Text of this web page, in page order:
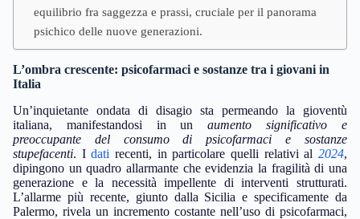
equilibrio fra saggezza e prassi, cruciale per il panorama
psichico delle nuove generazioni.
L’ombra crescente: psicofarmaci e sostanze tra i giovani in
Italia
Un’inquietante ondata di disagio sta permeando la gioventù
italiana, manifestandosi in unaumento significativo e
preoccupante del consumo di psicofarmaci e sostanze
stupefacenti. Idati recenti, in particolare quelli relativi al2024,
dipingono un quadro allarmante che evidenzia la fragilità di una
generazione e la necessità impellente di interventi strutturati.
L’allarme più recente, giunto dalla Sicilia e specificamente da
Palermo, rivela un incremento costante nell’uso di psicofarmaci,